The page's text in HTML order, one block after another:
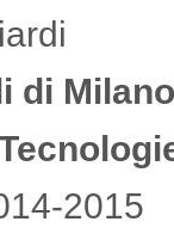
di
2015